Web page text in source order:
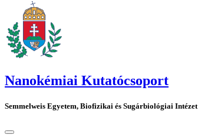
Nanokémiai Kutatócsoport
Semmelweis Egyetem, Biofizikai és Sugárbiológiai Intézet